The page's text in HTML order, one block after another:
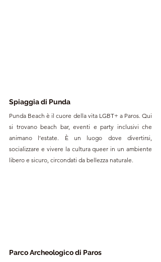
Spiaggia di Punda
Punda Beach è il cuore della vita LGBT+ a Paros. Qui
si trovano beach bar, eventi e party inclusivi che
animano l’estate. È un luogo dove divertirsi,
socializzare e vivere la cultura queer in un ambiente
libero e sicuro, circondati da bellezza naturale.
Parco Archeologico di Paros